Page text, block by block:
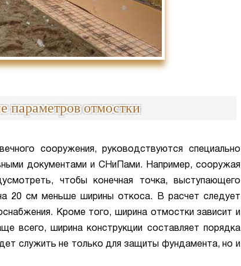
параметров отмостки
сооружения, руководствуются специально
документами и СНиПами. Например, сооружая
чтобы конечная точка, выступающего
20 см меньше ширины откоса. В расчет следует
Кроме того, ширина отмостки зависит и
всего, ширина конструкции составляет порядка
служить не только для защиты фундамента, но и